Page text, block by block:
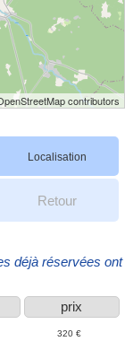
contributors
Localisation
Retour
déjà réservées ont
prix
320 €